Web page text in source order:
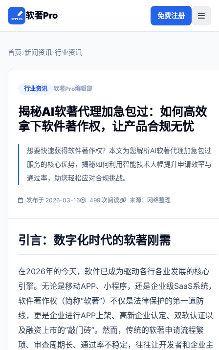
软著Pro 免费注册
首页 新闻资讯 行业资讯
行业资讯 软著Pro编辑部
揭秘AI软著代理加急包过：如何高效
拿下软件著作权，让产品合规无忧
想要快速获得软件著作权？本文为您解析AI软著代理加急包过
服务的核心优势，揭秘如何利用智能技术大幅提升申请效率与
通过率，助您轻松应对合规挑战。
发布于 2026-03-16 499 次阅读 来源：网络整理
引言：数字化时代的软著刚需
在2026年的今天，软件已成为驱动各行各业发展的核心
引擎。无论是移动APP、小程序，还是企业级SaaS系统，
软件著作权（简称“软著”）不仅是法律保护的第一道防
线，更是企业进行APP上架、高新企业认定、双软认证以
及融资上市的“敲门砖”。然而，传统的软著申请流程繁
琐、审查周期长、通过率不稳定，往往让开发者和企业主